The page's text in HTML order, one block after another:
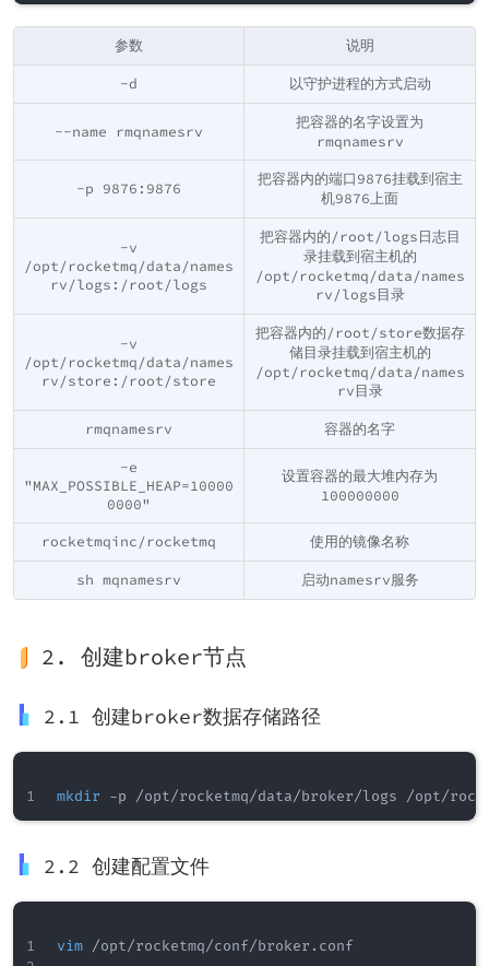
参数 说明
-d 以守护进程的方式启动
--name rmqnamesrv
把容器的名字设置为
rmqnamesrv
-p 9876:9876
把容器内的端口9876挂载到宿主
机9876上面
-v
/opt/rocketmq/data/names
rv/logs:/root/logs
把容器内的/root/logs日志目
录挂载到宿主机的
/opt/rocketmq/data/names
rv/logs目录
-v
/opt/rocketmq/data/names
rv/store:/root/store
把容器内的/root/store数据存
储目录挂载到宿主机的
/opt/rocketmq/data/names
rv目录
rmqnamesrv 容器的名字
-e
"MAX_POSSIBLE_HEAP=10000
0000"
设置容器的最大堆内存为
100000000
rocketmqinc/rocketmq 使用的镜像名称
sh mqnamesrv 启动namesrv服务
2. 创建broker节点
2.1 创建broker数据存储路径
mkdir
2.2 创建配置文件
vim /opt/rocketmq/conf/broker.conf